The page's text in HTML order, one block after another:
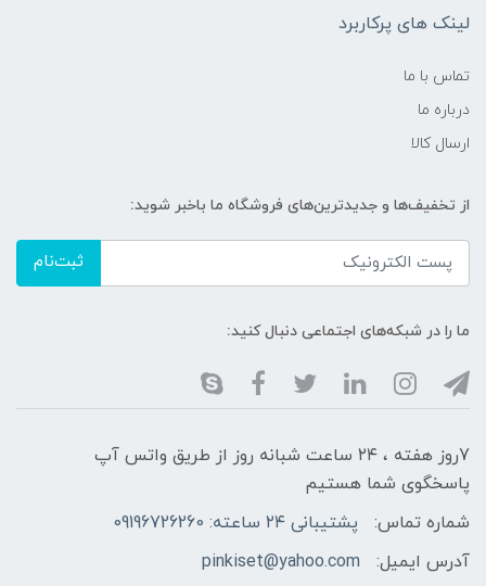
لینک های پرکاربرد
تماس با ما
درباره ما
ارسال کالا
از تخفیف‌ها و جدیدترین‌های فروشگاه ما باخبر شوید:
ثبت‌نام
ما را در شبکه‌های اجتماعی دنبال کنید:
7روز هفته ، ۲۴ ساعت شبانه‌ روز از طریق واتس آپ
پاسخگوی شما هستیم
شماره تماس:
پشتیبانی ۲۴ ساعته: 09196726260
آدرس ایمیل:
pinkiset@yahoo.com